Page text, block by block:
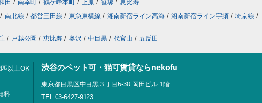
田 / 南幸町 / 鶴ケ峰本町 / 上原 / 笹塚 / 恵比寿
/ 南北線 / 都営三田線 / 東急東横線 / 湘南新宿ライン高海 / 湘南新宿ライン宇須 / 埼京線 /
/ 戸越公園 / 恵比寿 / 奥沢 / 中目黒 / 代官山 / 五反田
以上OK
料
渋谷のペット可・猫可賃貸ならnekofu
東京都目黒区中目黒３丁目6-30 岡田ビル 1階
TEL:03-6427-9123